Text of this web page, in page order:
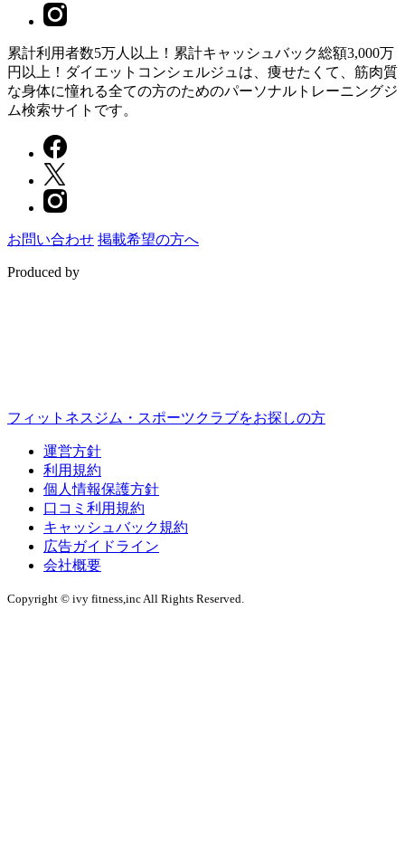
累計利用者数5万人以上！累計キャッシュバック総額3,000万
円以上！ダイエットコンシェルジュは、痩せたくて、筋肉質
な身体に憧れる全ての方のためのパーソナルトレーニングジ
ム検索サイトです。
お問い合わせ 掲載希望の方へ
Produced by
フィットネスジム・スポーツクラブをお探しの方
運営方針
利用規約
個人情報保護方針
口コミ利用規約
キャッシュバック規約
広告ガイドライン
会社概要
Copyright © ivy fitness,inc All Rights Reserved.